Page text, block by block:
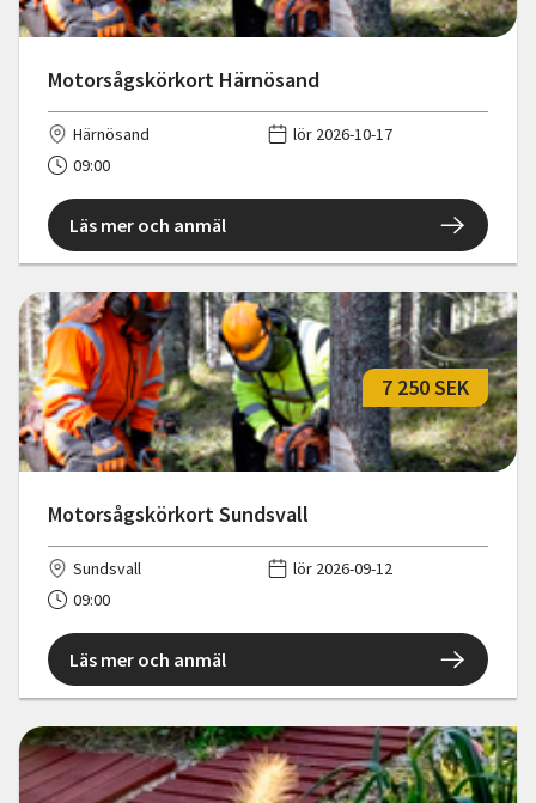
Motorsågskörkort Härnösand
Härnösand
lör 2026-10-17
09:00
Läs mer och anmäl
Motorsågskörkort Sundsvall
7 250 SEK
Sundsvall
lör 2026-09-12
09:00
Läs mer och anmäl